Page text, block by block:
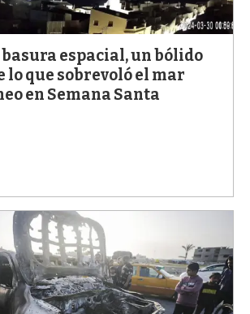
a
espacial, un bólido
lo que sobrevoló el mar
en Semana Santa